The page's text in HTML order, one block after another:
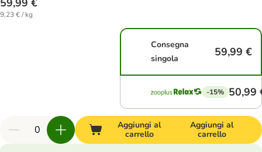
59,99 €
9,23 € / kg
Consegna
singola
59,99 €
-15% 50,99
Aggiungi al
carrello
Aggiungi al
carrello